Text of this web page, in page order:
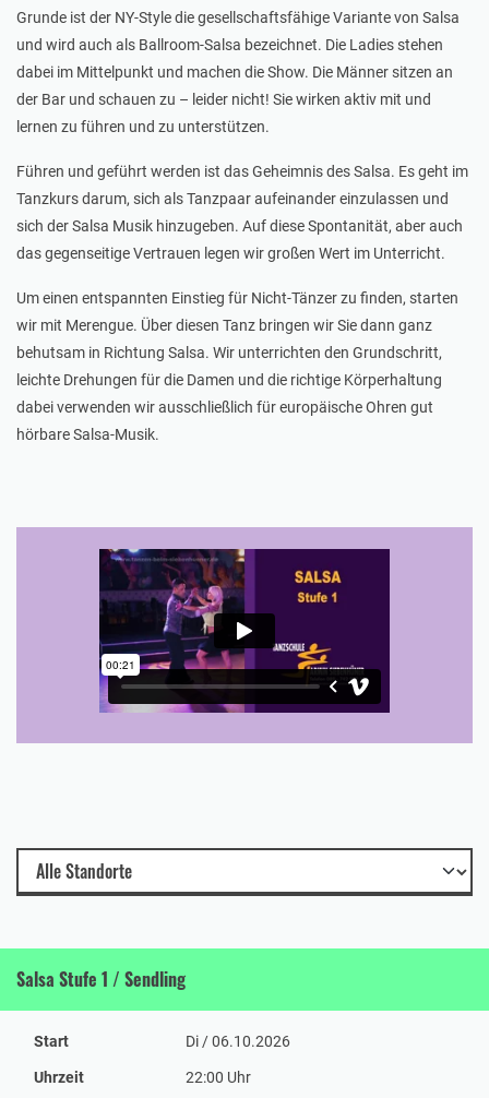
Grunde ist der NY-Style die gesellschaftsfähige Variante von Salsa
und wird auch als Ballroom-Salsa bezeichnet. Die Ladies stehen
dabei im Mittelpunkt und machen die Show. Die Männer sitzen an
der Bar und schauen zu – leider nicht! Sie wirken aktiv mit und
lernen zu führen und zu unterstützen.
Führen und geführt werden ist das Geheimnis des Salsa. Es geht im
Tanzkurs darum, sich als Tanzpaar aufeinander einzulassen und
sich der Salsa Musik hinzugeben. Auf diese Spontanität, aber auch
das gegenseitige Vertrauen legen wir großen Wert im Unterricht.
Um einen entspannten Einstieg für Nicht-Tänzer zu finden, starten
wir mit Merengue. Über diesen Tanz bringen wir Sie dann ganz
behutsam in Richtung Salsa. Wir unterrichten den Grundschritt,
leichte Drehungen für die Damen und die richtige Körperhaltung
dabei verwenden wir ausschließlich für europäische Ohren gut
hörbare Salsa-Musik.
Salsa Stufe 1 / Sendling
Start Di / 06.10.2026
Uhrzeit 22:00 Uhr